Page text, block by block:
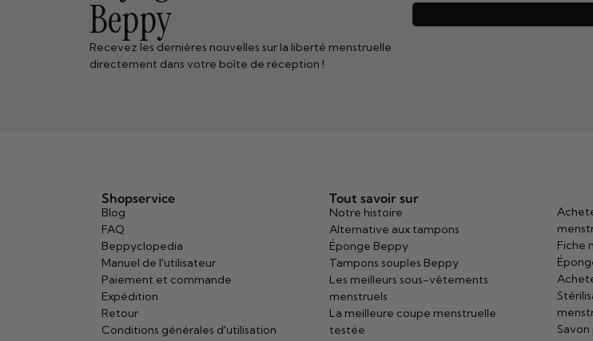
Beppy
Recevez les dernières nouvelles sur la liberté menstruelle
directement dans votre boîte de réception !
Shopservice
Blog
FAQ
Beppyclopedia
Manuel de l'utilisateur
Paiement et commande
Expédition
Retour
Conditions générales d'utilisation
Tout savoir sur
Notre histoire
Alternative aux tampons
Éponge Beppy
Tampons souples Beppy
Les meilleurs sous-vêtements
menstruels
La meilleure coupe menstruelle
testée
Fiche